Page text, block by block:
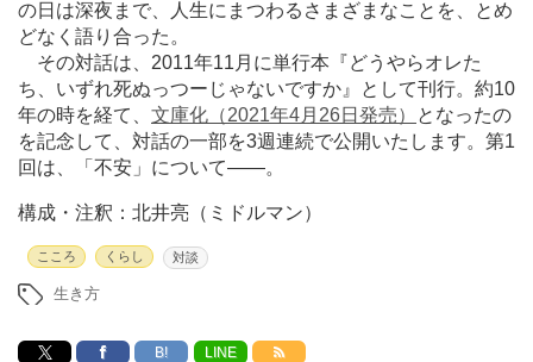
の日は深夜まで、人生にまつわるさまざまなことを、とめ
どなく語り合った。
その対話は、2011年11月に単行本『どうやらオレた
ち、いずれ死ぬっつーじゃないですか』として刊行。約10
年の時を経て、 文庫化（2021年4月26日発売）
となったの
を記念して、対話の一部を3週連続で公開いたします。第1
回は、「不安」について――。
構成・注釈：北井亮（ミドルマン）
こころ くらし 対談
生き方
B! LINE